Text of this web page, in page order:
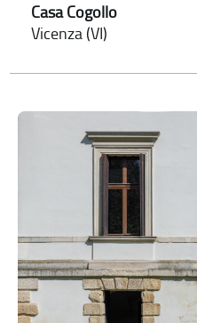
Casa Cogollo
Vicenza (VI)